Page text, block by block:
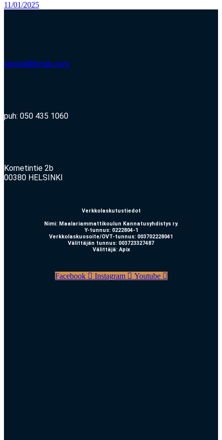
11/01/2025
kanslia@hmak.com
puh: 050 435 1060
Kornetintie 2b
00380 HELSINKI
Verkkolaskutustiedot
Nimi: Maalariammattikoulun Kannatusyhdistys ry.
Y-tunnus: 0222804-1
Verkkolaskuosoite/OVT-tunnus: 003702228041
Välittäjän tunnus: 003723327487
Välittäjä: Apix
Facebook Instagram Youtube